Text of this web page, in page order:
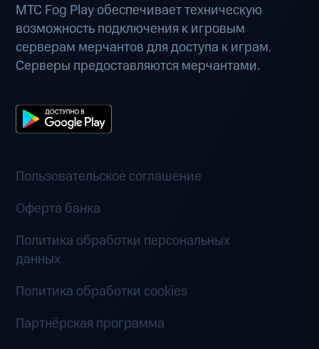
МТС Fog Play обеспечивает техническую
возможность подключения к игровым
серверам мерчантов для доступа к играм.
Серверы предоставляются мерчантами.
Пользовательское соглашение
Оферта банка
Политика обработки персональных
данных
Политика обработки cookies
Партнёрская программа